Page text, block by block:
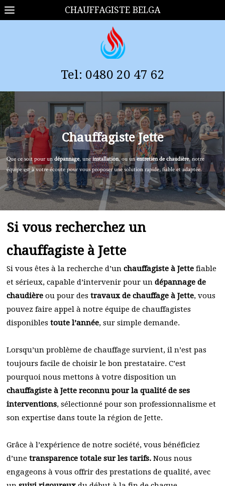
CHAUFFAGISTE BELGA
Tel: 0480 20 47 62
ChauffagisteJette
Que ce soit pour un dépannage, uneinstallation, ou unentretien de chaudière, notre
équipe est à votre écoute pour vous proposer une solution rapide, fiable et adaptée.
Si vous recherchez un
chauffagiste à Jette
Si vous êtes à la recherche d’un chauffagiste à Jette fiable
et sérieux, capable d’intervenir pour un dépannage de
chaudière ou pour des travaux de chauffage à Jette, vous
pouvez faire appel à notre équipe de chauffagistes
disponibles toute l’année, sur simple demande.
Lorsqu’un problème de chauffage survient, il n’est pas
toujours facile de choisir le bon prestataire. C’est
pourquoi nous mettons à votre disposition un
chauffagiste à Jette reconnu pour la qualité de ses
interventions, sélectionné pour son professionnalisme et
son expertise dans toute la région de Jette.
Grâce à l’expérience de notre société, vous bénéficiez
d’une transparence totale sur les tarifs. Nous nous
engageons à vous offrir des prestations de qualité, avec